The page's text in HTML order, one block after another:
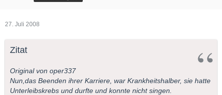
27. Juli 2008
Zitat
Original von oper337
Nun,das Beenden ihrer Karriere, war Krankheitshalber, sie hatte
Unterleibskrebs und durfte und konnte nicht singen.